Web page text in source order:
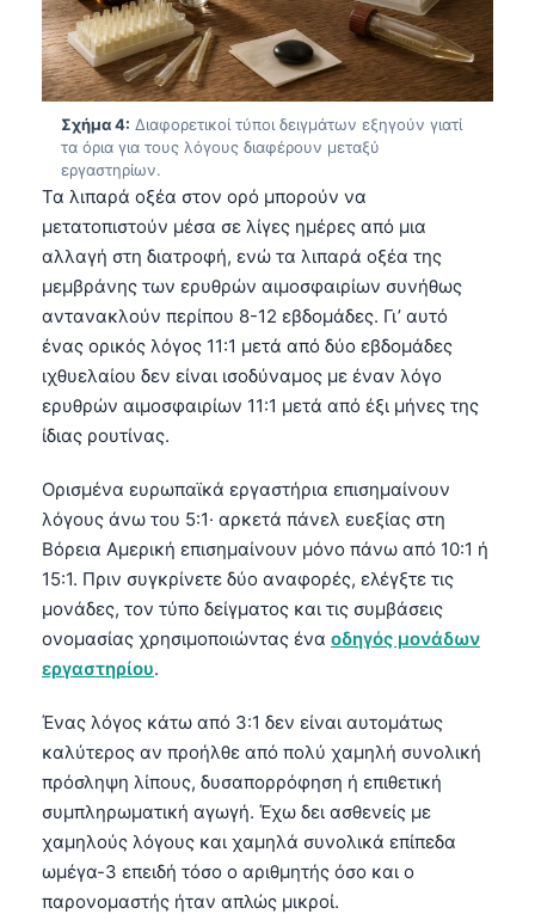
Σχήμα 4: Διαφορετικοί τύποι δειγμάτων εξηγούν γιατί
τα όρια για τους λόγους διαφέρουν μεταξύ
εργαστηρίων.
Τα λιπαρά οξέα στον ορό μπορούν να
μετατοπιστούν μέσα σε λίγες ημέρες από μια
αλλαγή στη διατροφή, ενώ τα λιπαρά οξέα της
μεμβράνης των ερυθρών αιμοσφαιρίων συνήθως
αντανακλούν περίπου 8-12 εβδομάδες. Γι’ αυτό
ένας ορικός λόγος 11:1 μετά από δύο εβδομάδες
ιχθυελαίου δεν είναι ισοδύναμος με έναν λόγο
ερυθρών αιμοσφαιρίων 11:1 μετά από έξι μήνες της
ίδιας ρουτίνας.
Ορισμένα ευρωπαϊκά εργαστήρια επισημαίνουν
λόγους άνω του 5:1· αρκετά πάνελ ευεξίας στη
Βόρεια Αμερική επισημαίνουν μόνο πάνω από 10:1 ή
15:1. Πριν συγκρίνετε δύο αναφορές, ελέγξτε τις
μονάδες, τον τύπο δείγματος και τις συμβάσεις
ονομασίας χρησιμοποιώντας ένα οδηγός μονάδων
εργαστηρίου.
Ένας λόγος κάτω από 3:1 δεν είναι αυτομάτως
καλύτερος αν προήλθε από πολύ χαμηλή συνολική
πρόσληψη λίπους, δυσαπορρόφηση ή επιθετική
συμπληρωματική αγωγή. Έχω δει ασθενείς με
χαμηλούς λόγους και χαμηλά συνολικά επίπεδα
ωμέγα-3 επειδή τόσο ο αριθμητής όσο και ο
παρονομαστής ήταν απλώς μικροί.